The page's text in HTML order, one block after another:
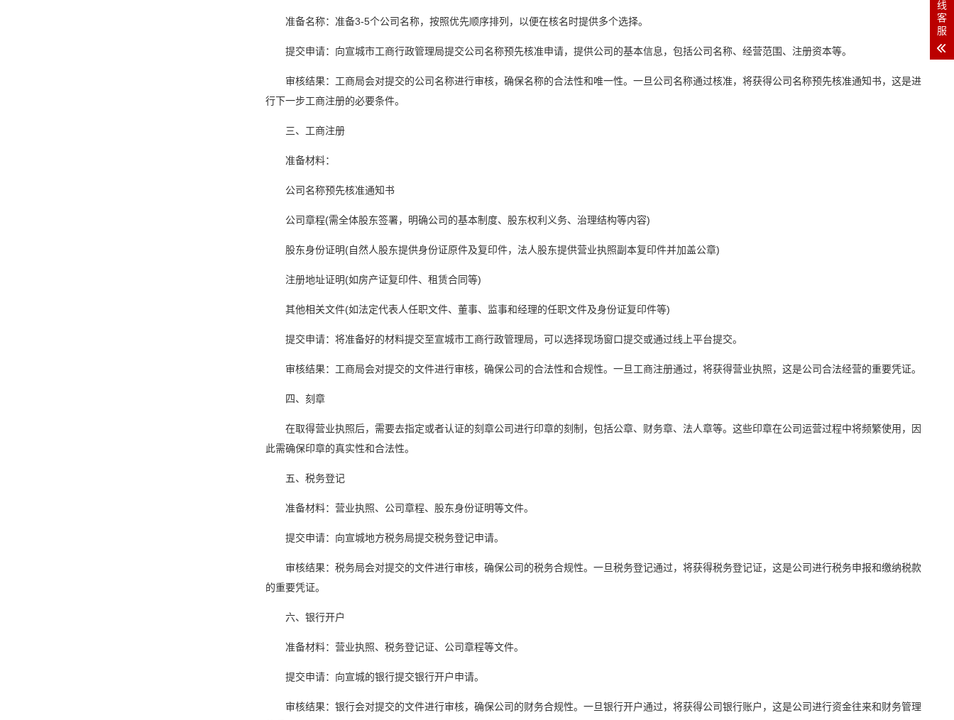
准备名称：准备3-5个公司名称，按照优先顺序排列，以便在核名时提供多个选择。
提交申请：向宣城市工商行政管理局提交公司名称预先核准申请，提供公司的基本信息，包括公司名称、经营范围、注册资本等。
审核结果：工商局会对提交的公司名称进行审核，确保名称的合法性和唯一性。一旦公司名称通过核准，将获得公司名称预先核准通知书，这是进
行下一步工商注册的必要条件。
三、工商注册
准备材料：
公司名称预先核准通知书
公司章程(需全体股东签署，明确公司的基本制度、股东权利义务、治理结构等内容)
股东身份证明(自然人股东提供身份证原件及复印件，法人股东提供营业执照副本复印件并加盖公章)
注册地址证明(如房产证复印件、租赁合同等)
其他相关文件(如法定代表人任职文件、董事、监事和经理的任职文件及身份证复印件等)
提交申请：将准备好的材料提交至宣城市工商行政管理局，可以选择现场窗口提交或通过线上平台提交。
审核结果：工商局会对提交的文件进行审核，确保公司的合法性和合规性。一旦工商注册通过，将获得营业执照，这是公司合法经营的重要凭证。
四、刻章
在取得营业执照后，需要去指定或者认证的刻章公司进行印章的刻制，包括公章、财务章、法人章等。这些印章在公司运营过程中将频繁使用，因
此需确保印章的真实性和合法性。
五、税务登记
准备材料：营业执照、公司章程、股东身份证明等文件。
提交申请：向宣城地方税务局提交税务登记申请。
审核结果：税务局会对提交的文件进行审核，确保公司的税务合规性。一旦税务登记通过，将获得税务登记证，这是公司进行税务申报和缴纳税款
的重要凭证。
六、银行开户
准备材料：营业执照、税务登记证、公司章程等文件。
提交申请：向宣城的银行提交银行开户申请。
审核结果：银行会对提交的文件进行审核，确保公司的财务合规性。一旦银行开户通过，将获得公司银行账户，这是公司进行资金往来和财务管理
线
客
服